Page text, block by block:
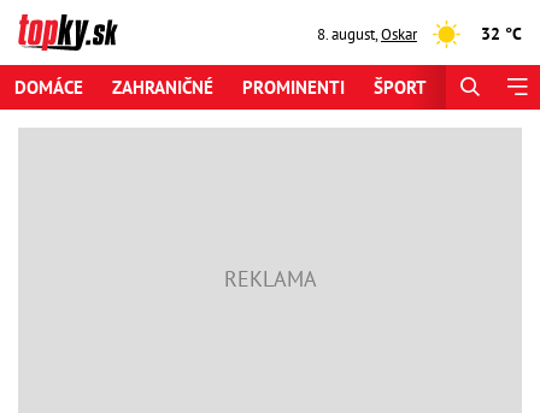
8. august,Oskar 32 °C
DOMÁCE ZAHRANIČNÉ PROMINENTI ŠPORT